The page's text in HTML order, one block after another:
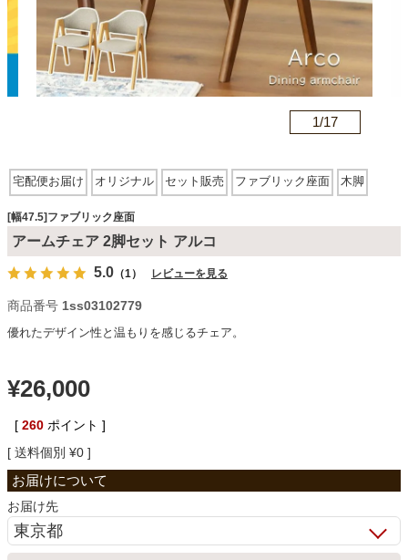
カテゴリから探す
ソファ
ダイニングテーブル・セット
椅子・チェア
収納家具
1/17
宅配便お届け オリジナル セット販売 ファブリック座面 木脚
[幅47.5]ファブリック座面
アームチェア 2脚セット アルコ
5.0 （1） レビューを見る
商品番号 1ss03102779
優れたデザイン性と温もりを感じるチェア。
¥26,000
[ 260 ポイント ]
送料個別 ¥0
お届け先